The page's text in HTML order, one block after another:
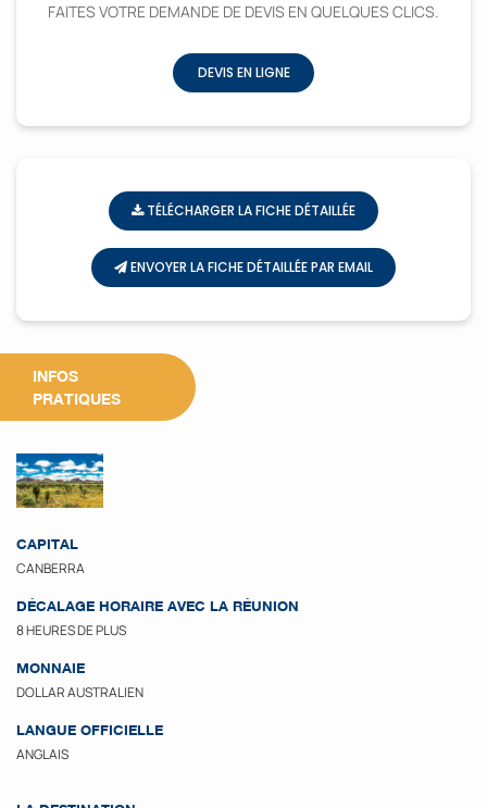
FAITES VOTRE DEMANDE DE DEVIS EN QUELQUES CLICS.
DEVIS EN LIGNE
TÉLÉCHARGER LA FICHE DÉTAILLÉE
ENVOYER LA FICHE DÉTAILLÉE PAR EMAIL
INFOS
PRATIQUES
CAPITAL
CANBERRA
DÉCALAGE HORAIRE AVEC LA RÉUNION
8 HEURES DE PLUS
MONNAIE
DOLLAR AUSTRALIEN
LANGUE OFFICIELLE
ANGLAIS